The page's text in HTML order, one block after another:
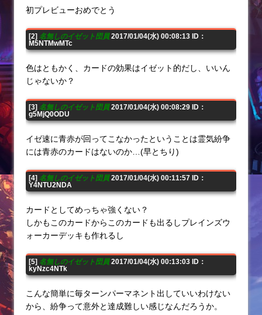
初プレビューおめでとう
[2] 名無しのイゼット団員2017/01/04(水) 00:08:13 ID：
M5NTMwMTc
色はともかく、カードの効果はイゼット的だし、いいん
じゃないか？
[3] 名無しのイゼット団員2017/01/04(水) 00:08:29 ID：
g5MjQ0ODU
イゼ速に青赤が回ってこなかったということは霊気紛争
には青赤のカードはないのか…(早とちり)
[4] 名無しのイゼット団員2017/01/04(水) 00:11:57 ID：
Y4NTU2NDA
カードとしてめっちゃ強くない？
しかもこのカードからこのカードも出るしプレインズウ
ォーカーデッキも作れるし
[5] 名無しのイゼット団員2017/01/04(水) 00:13:03 ID：
kyNzc4NTk
こんな簡単に毎ターンパーマネント出していいわけない
から、紛争って意外と達成難しい感じなんだろうか。